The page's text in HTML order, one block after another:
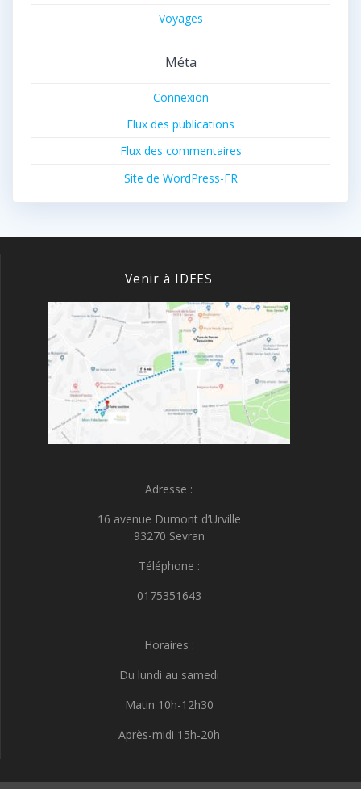
Voyages
Méta
Connexion
Flux des publications
Flux des commentaires
Site de WordPress-FR
Venir à IDEES
Adresse :
16 avenue Dumont d’Urville
93270 Sevran
Téléphone :
0175351643
Horaires :
Du lundi au samedi
Matin 10h-12h30
Après-midi 15h-20h